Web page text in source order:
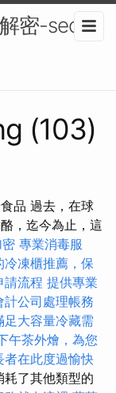
密-seo公
(103)
品 過去，在球
，迄今為止，這
專業消毒服
冷凍櫃推薦，保
請流程 提供專業
計公司處理帳務
足大容量冷藏需
午茶外燴，為您
者在此度過愉快
了其他類型的